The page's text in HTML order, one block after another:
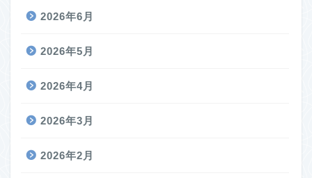
2026年6月
2026年5月
2026年4月
2026年3月
2026年2月